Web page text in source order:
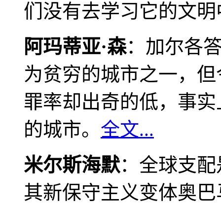
们没有去学习它的文
阿玛蒂亚·森：加尔各
为贫穷的城市之一，
罪率却出奇的低，事
的城市。 全文...
米尔斯海默：全球支
其新保守主义变体奥